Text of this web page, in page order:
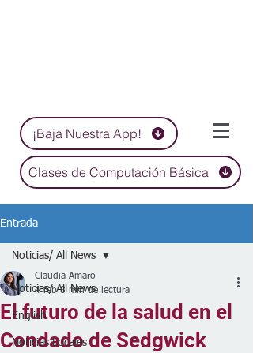
¡Baja Nuestra App!
Clases de Computación Básica
Entrada
Noticias/ All News
English
Noticias Locales
Noticias/ All News
El futuro de la salud en el
Condado de Sedgwick
Claudia Amaro
4 feb 8 min de lectura